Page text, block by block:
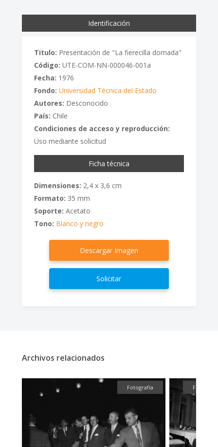
Identificación
Titulo: Presentación de "La fierecilla domada"
Código: UTE-COM-NN-000046-001a
Fecha: 1976
Fondo: Universidad Técnica del Estado
Autores: Desconocido
País: Chile
Condiciones de acceso y reproducción:
Uso mediante solicitud
Ficha técnica
Dimensiones: 2,4 x 3,6 cm
Formato: 35 mm
Soporte: Acetato
Tono: Blanco y negro
Descargar Imagen
Solicitar
Archivos relacionados
Fotografía